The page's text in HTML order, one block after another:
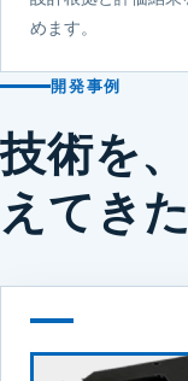
めます。
開発事例
技術を
えてき